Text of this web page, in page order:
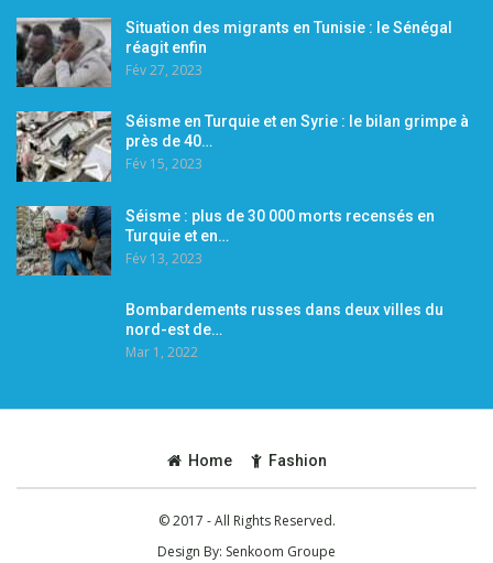
Situation des migrants en Tunisie : le Sénégal
réagit enfin
Fév 27, 2023
Séisme en Turquie et en Syrie : le bilan grimpe à
près de 40…
Fév 15, 2023
Séisme : plus de 30 000 morts recensés en
Turquie et en…
Fév 13, 2023
Bombardements russes dans deux villes du
nord-est de…
Mar 1, 2022
Home Fashion
© 2017 - All Rights Reserved.
Design By: Senkoom Groupe